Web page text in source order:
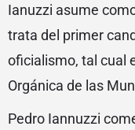
Ianuzzi asume
trata del primer
oficialismo, tal cual
Orgánica de las
Pedro Iannuzzi